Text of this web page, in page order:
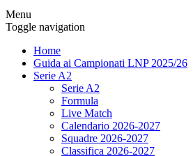
Menu
Toggle navigation
Home
Guida ai Campionati LNP 2025/26
Serie A2
Serie A2
Formula
Live Match
Calendario 2026-2027
Squadre 2026-2027
Classifica 2026-2027